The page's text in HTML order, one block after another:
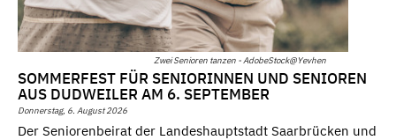
Zwei Senioren tanzen - AdobeStock@Yevhen
SOMMERFEST FÜR SENIORINNEN UND SENIOREN
AUS DUDWEILER AM 6. SEPTEMBER
Donnerstag, 6. August 2026
Der Seniorenbeirat der Landeshauptstadt Saarbrücken und